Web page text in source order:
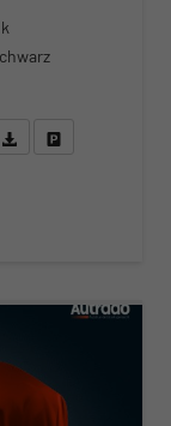
Sie an
Fahrzeugexposé (PDF)